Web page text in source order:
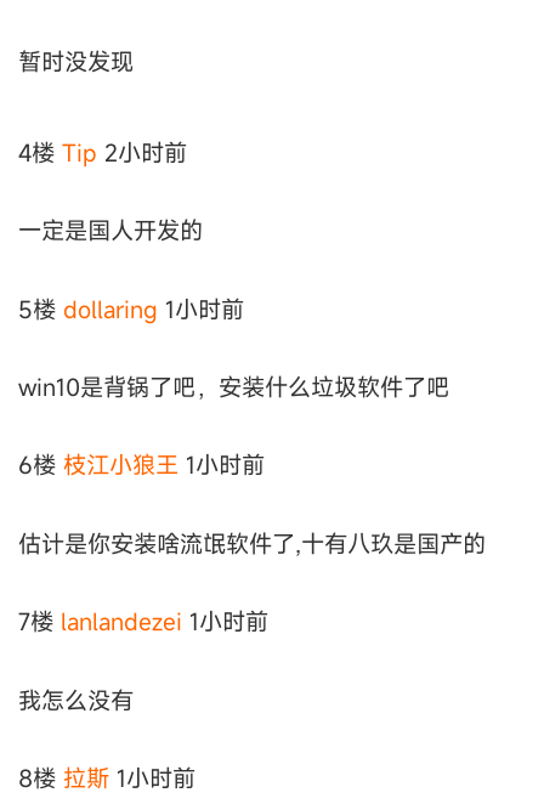
暂时没发现
4楼 Tip 2小时前
一定是国人开发的
5楼 dollaring 1小时前
win10是背锅了吧，安装什么垃圾软件了吧
6楼 枝江小狼王 1小时前
估计是你安装啥流氓软件了,十有八玖是国产的
7楼 lanlandezei 1小时前
我怎么没有
8楼 拉斯 1小时前